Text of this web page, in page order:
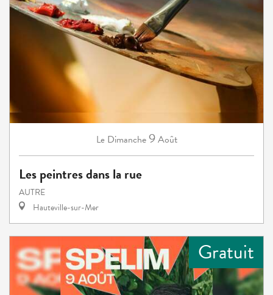
Le Dimanche9Août
Les peintres dans la rue
AUTRE
Hauteville-sur-Mer
Gratuit